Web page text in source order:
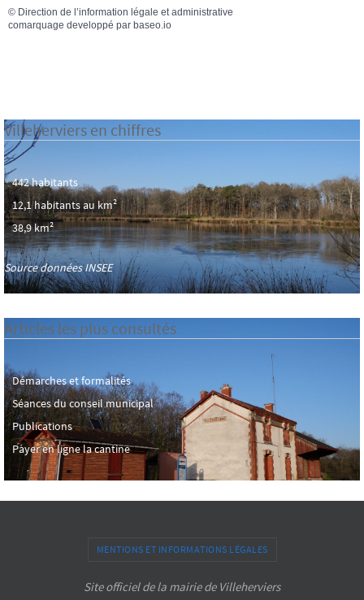
© Direction de l’information légale et administrative
comarquage developpé par baseo.io
Villeherviers en chiffres
442 habitants
12,1 habitants au km²
38,9 km²
Source données INSEE
Articles les plus consultés
Démarches et formalités
Séances du conseil municipal
Publications
Payer en ligne la cantine
MENTIONS ET INFORMATIONS LÉGALES
Site officiel de la mairie de Villeherviers